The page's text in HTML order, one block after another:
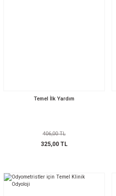
Temel İlk Yardım
406,00 TL
325,00 TL